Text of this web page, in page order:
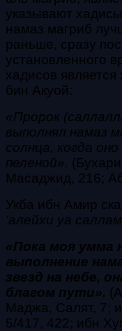
указывают
намаз магриб
раньше, сразу
установленного
хадисов
бин Акуой:
«Пророк
выполнял намаз
солнца, когда
пеленой».
Масаджид, 216;
Укба ибн Амир
‘алейхи уа
«Пока моя умма
выполнение
звезд на небе,
благом пути».
Маджа, Салят, 7;
5/417, 422; ибн